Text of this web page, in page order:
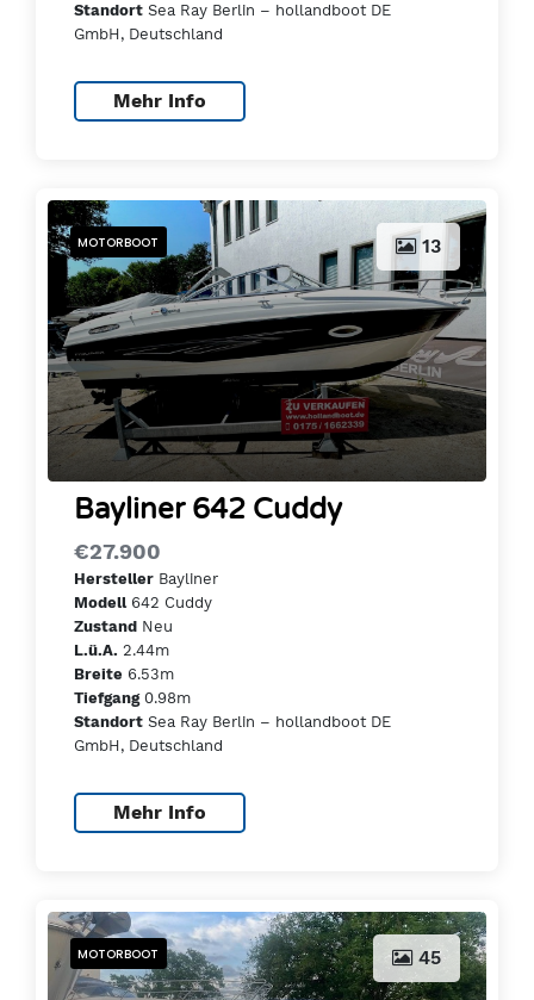
Standort Sea Ray Berlin – hollandboot DE
GmbH, Deutschland
Mehr Info
13
MOTORBOOT
Bayliner 642 Cuddy
€27.900
Hersteller Bayliner
Modell642 Cuddy
Zustand Neu
L.ü.A. 2.44m
Breite 6.53m
Tiefgang0.98m
Standort Sea Ray Berlin – hollandboot DE
GmbH, Deutschland
Mehr Info
45
MOTORBOOT